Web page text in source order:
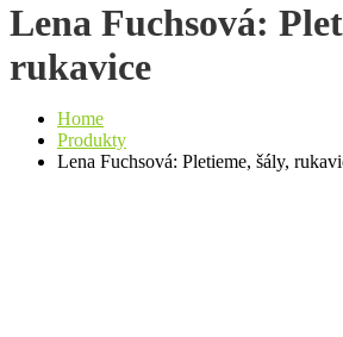
Lena Fuchsová:
rukavice
Home
Produkty
Lena Fuchsová: Pletieme, šály,